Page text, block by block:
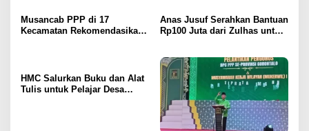
Musancab PPP di 17
Kecamatan Rekomendasikan
Anas Jusuf Serahkan Bantuan
Rp100 Juta dari Zulhas untuk
HMC Salurkan Buku dan Alat
Tulis untuk Pelajar Desa